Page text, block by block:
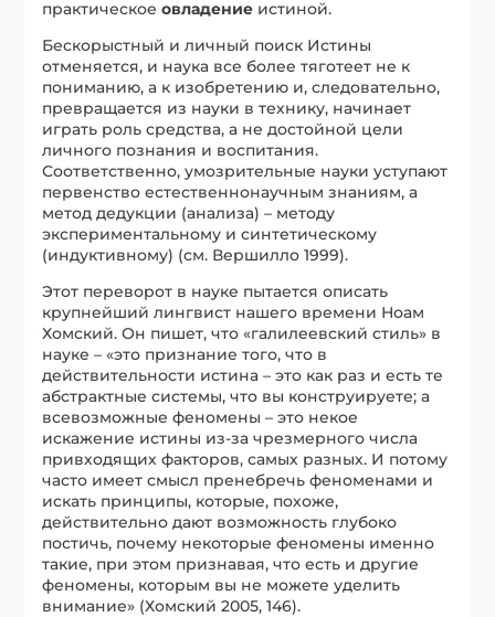
практическоеовладение истиной.
Бескорыстный и личный поиск Истины
отменяется, и наука все более тяготеет не к
пониманию, а к изобретению и, следовательно,
превращается из науки в технику, начинает
играть роль средства, а не достойной цели
личного познания и воспитания.
Соответственно, умозрительные науки уступают
первенство естественнонаучным знаниям, а
метод дедукции (анализа) – методу
экспериментальному и синтетическому
(индуктивному) (см. Вершилло 1999).
Этот переворот в науке пытается описать
крупнейший лингвист нашего времени Ноам
Хомский. Он пишет, что «галилеевский стиль» в
науке – «это признание того, что в
действительности истина – это как раз и есть те
абстрактные системы, что вы конструируете; а
всевозможные феномены – это некое
искажение истины из-за чрезмерного числа
привходящих факторов, самых разных. И потому
часто имеет смысл пренебречь феноменами и
искать принципы, которые, похоже,
действительно дают возможность глубоко
постичь, почему некоторые феномены именно
такие, при этом признавая, что есть и другие
феномены, которым вы не можете уделить
внимание» (Хомский 2005, 146).